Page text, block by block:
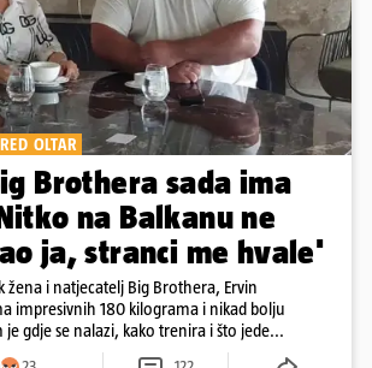
OLTAR
Brothera sada ima
na Balkanu ne
ja, stranci me hvale'
žena i natjecatelj Big Brothera, Ervin
impresivnih 180 kilograma i nikad bolju
gdje se nalazi, kako trenira i što jede...